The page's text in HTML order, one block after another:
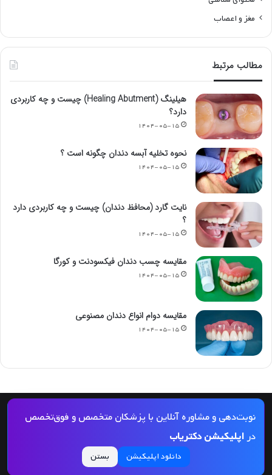
مغز و اعصاب
مطالب مرتبط
هیلینگ (Healing Abutment) چیست و چه کاربردی
دارد؟
۱۴۰۴-۰۵-۱۵
نحوه تخلیه آبسه دندان چگونه است ؟
۱۴۰۴-۰۵-۱۵
نایت گارد (محافظ دندان) چیست و چه کاربردی دارد
؟
۱۴۰۴-۰۵-۱۵
مقایسه چسب دندان فیکسودنت و کورگا
۱۴۰۴-۰۵-۱۵
مقایسه دوام انواع دندان مصنوعی
۱۴۰۴-۰۵-۱۵
نوبت‌دهی و مشاوره آنلاین با پزشکان متخصص و فوق‌تخصص
دراپلیکیشن دکتریاب
دانلود اپلیکیشن بستن
© کپی رایت 2026, کلیه حقوق مادی و معنوی این مجله و کلیه خدمات آن محفوظ و متعلق
به دکتریاب است و بازنشر مطالب این سایت تنها با ذکر منبع و لینک به این سایت مجاز
می‌باشد |
دکتریاب